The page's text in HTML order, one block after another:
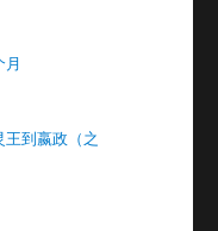
月
到嬴政（之